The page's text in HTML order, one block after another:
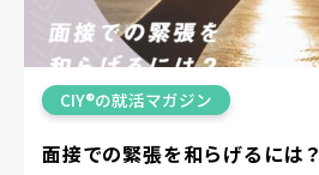
CIY®の就活マガジン
面接での緊張を和らげるには？